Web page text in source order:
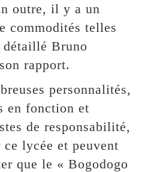
outre, il y a un
commodités telles
Bruno
rapport.
personnalités,
en fonction et
de responsabilité,
ce lycée et peuvent
que le « Bogodogo